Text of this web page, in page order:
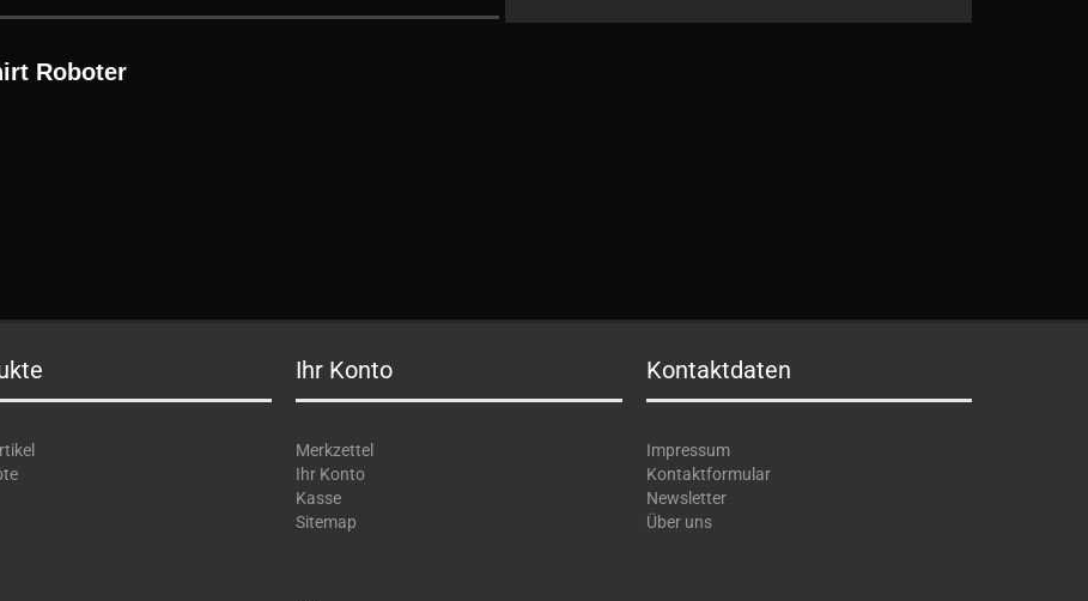
Roboter
Ihr Konto
Merkzettel
Ihr Konto
Kasse
Sitemap
Kontaktdaten
Impressum
Kontaktformular
Newsletter
Über uns